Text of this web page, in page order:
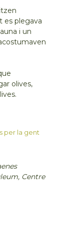
es plegava
i un
olives,
per la gent
Centre